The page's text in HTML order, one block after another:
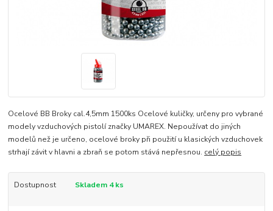
Ocelové BB Broky cal.4,5mm 1500ks Ocelové kuličky, určeny pro vybrané
modely vzduchových pistolí značky UMAREX. Nepoužívat do jiných
modelů než je určeno, ocelové broky při použití u klasických vzduchovek
strhají závit v hlavni a zbraň se potom stává nepřesnou. celý popis
Dostupnost Skladem 4 ks